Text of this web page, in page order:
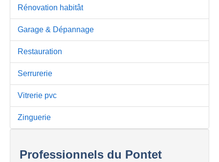
Rénovation habitât
Garage & Dépannage
Restauration
Serrurerie
Vitrerie pvc
Zinguerie
Professionnels du Pontet